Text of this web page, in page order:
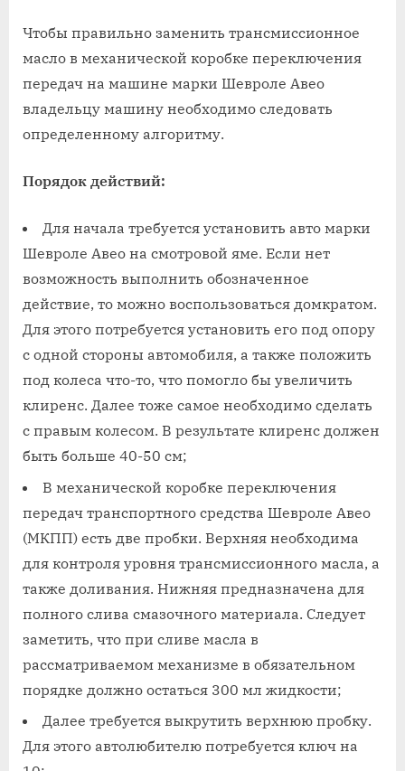
Чтобы правильно заменить трансмиссионное
масло в механической коробке переключения
передач на машине марки Шевроле Авео
владельцу машину необходимо следовать
определенному алгоритму.
Порядок действий:
Для начала требуется установить авто марки
Шевроле Авео на смотровой яме. Если нет
возможность выполнить обозначенное
действие, то можно воспользоваться домкратом.
Для этого потребуется установить его под опору
с одной стороны автомобиля, а также положить
под колеса что-то, что помогло бы увеличить
клиренс. Далее тоже самое необходимо сделать
с правым колесом. В результате клиренс должен
быть больше 40-50 см;
В механической коробке переключения
передач транспортного средства Шевроле Авео
(МКПП) есть две пробки. Верхняя необходима
для контроля уровня трансмиссионного масла, а
также доливания. Нижняя предназначена для
полного слива смазочного материала. Следует
заметить, что при сливе масла в
рассматриваемом механизме в обязательном
порядке должно остаться 300 мл жидкости;
Далее требуется выкрутить верхнюю пробку.
Для этого автолюбителю потребуется ключ на